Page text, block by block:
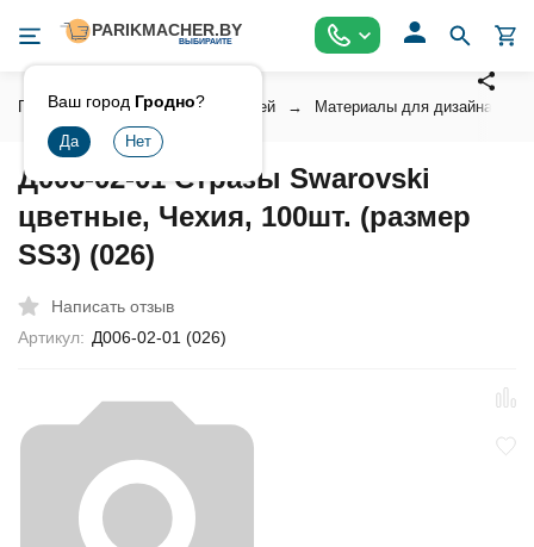
Ваш город Гродно?
Главная Косметика для ногтей Материалы для дизайна
Д006-02-01 Стразы Swarovski
цветные, Чехия, 100шт. (размер
SS3) (026)
Написать отзыв
Артикул: Д006-02-01 (026)